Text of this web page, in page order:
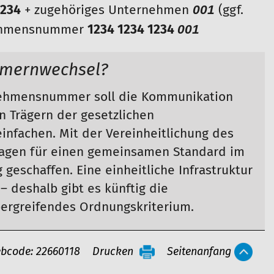
+ zugehöriges Unternehmen 001 (ggf.
1234 1234 1234 001
soll die Kommunikation
Trägern der gesetzlichen
Mit der Vereinheitlichung des
für einen gemeinsamen Standard im
Eine einheitliche Infrastruktur
deshalb gibt es künftig die
Ordnungskriterium.
22660118 Drucken Seitenanfang